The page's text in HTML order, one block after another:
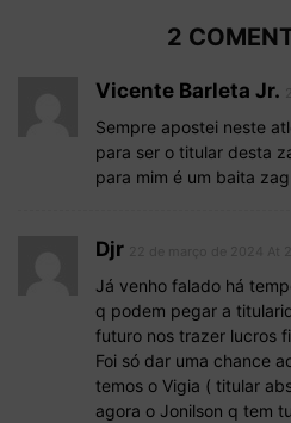
2
Vicente Barleta Jr.
Sempre apostei neste
para ser o titular desta
para mim é um baita
Djr
Já venho falado há
q podem pegar a
futuro nos trazer lucros
Foi só dar uma chance
temos o Vigia ( titular
agora o Jonilson q tem